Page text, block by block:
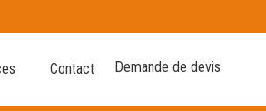
Contact Demande de devis